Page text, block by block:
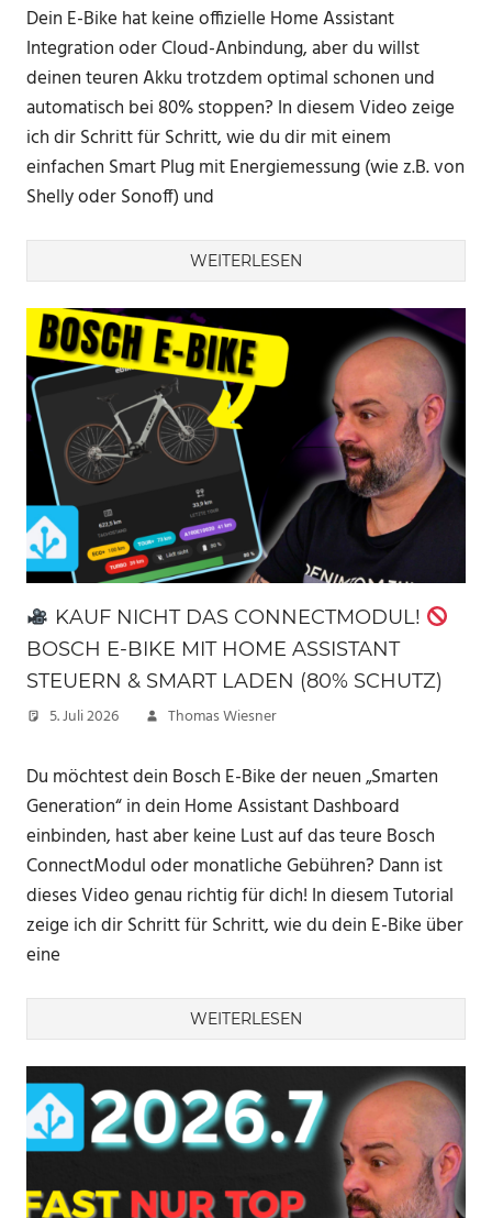
Dein E-Bike hat keine offizielle Home Assistant
Integration oder Cloud-Anbindung, aber du willst
deinen teuren Akku trotzdem optimal schonen und
automatisch bei 80% stoppen? In diesem Video zeige
ich dir Schritt für Schritt, wie du dir mit einem
einfachen Smart Plug mit Energiemessung (wie z.B. von
Shelly oder Sonoff) und
WEITERLESEN
KAUF NICHT DAS CONNECTMODUL!
BOSCH E-BIKE MIT HOME ASSISTANT
STEUERN & SMART LADEN (80% SCHUTZ)
5. Juli 2026 Thomas Wiesner
Du möchtest dein Bosch E-Bike der neuen „Smarten
Generation“ in dein Home Assistant Dashboard
einbinden, hast aber keine Lust auf das teure Bosch
ConnectModul oder monatliche Gebühren? Dann ist
dieses Video genau richtig für dich! In diesem Tutorial
zeige ich dir Schritt für Schritt, wie du dein E-Bike über
eine
WEITERLESEN